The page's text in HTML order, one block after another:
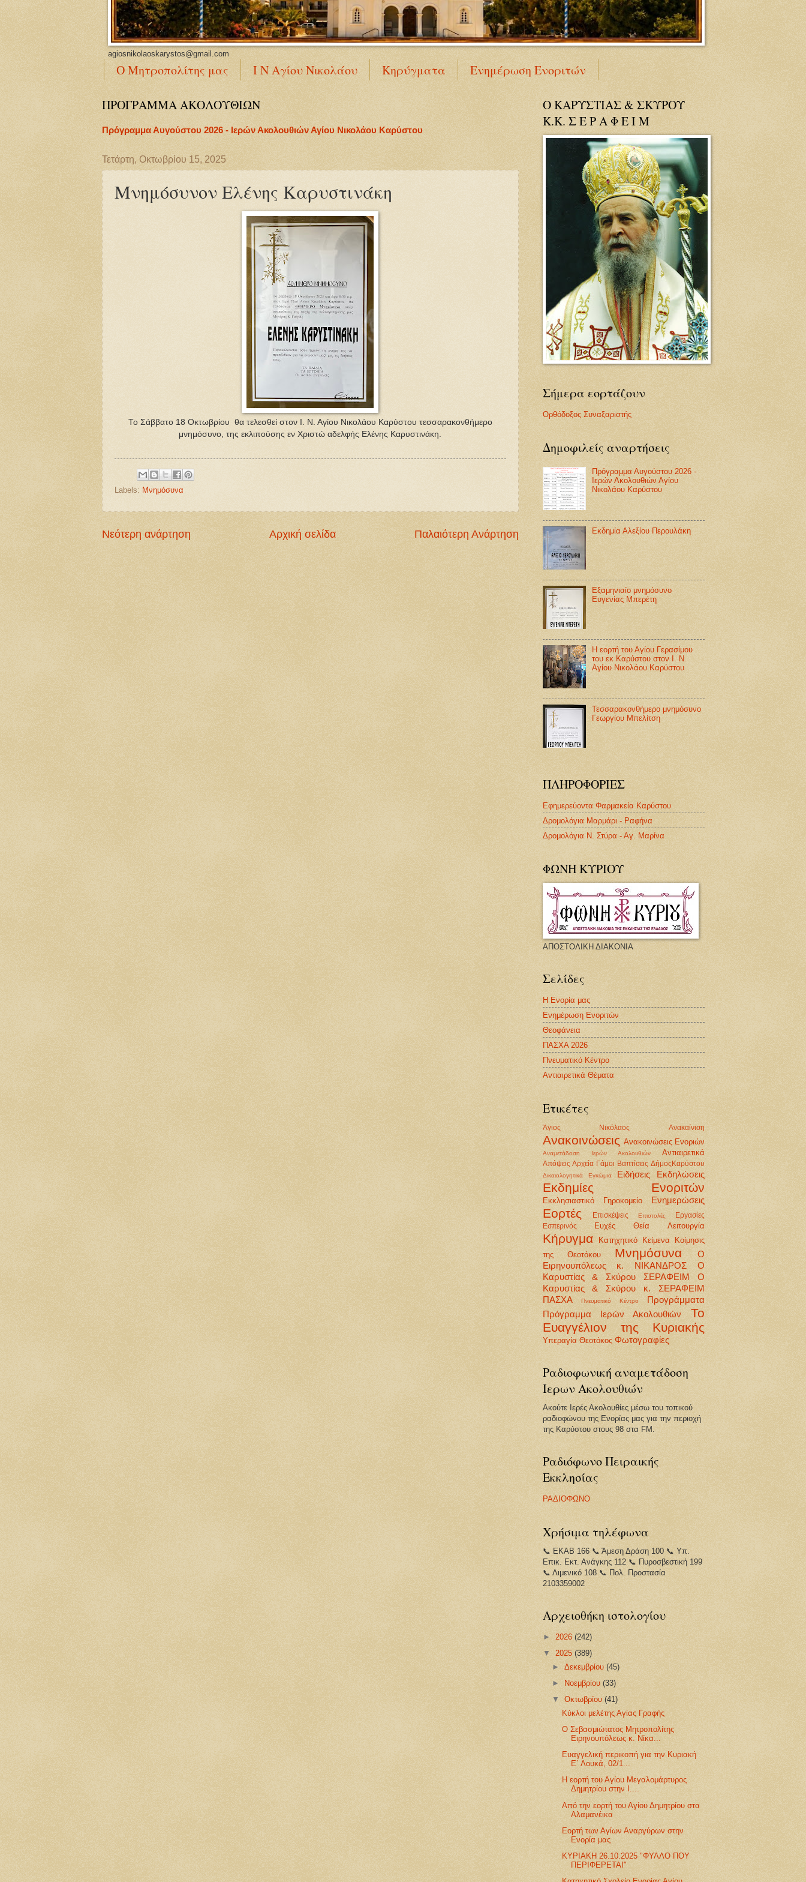
agiosnikolaoskarystos@gmail.com
Ο Μητροπολίτης μας Ι Ν Αγίου Νικολάου Κηρύγματα Ενημέρωση Ενοριτών
ΠΡΟΓΡΑΜΜΑ ΑΚΟΛΟΥΘΙΩΝ
Πρόγραμμα Αυγούστου 2026 - Ιερών Ακολουθιών Αγίου Νικολάου Καρύστου
Τετάρτη, Οκτωβρίου 15, 2025
Μνημόσυνον Ελένης Καρυστινάκη
Το Σάββατο 18 Οκτωβρίου θα τελεσθεί στον Ι. Ν. Αγίου Νικολάου Καρύστου τεσσαρακονθήμερο
μνημόσυνο, της εκλιπούσης εν Χριστώ αδελφής Ελένης Καρυστινάκη.
Labels: Μνημόσυνα
Νεότερη ανάρτηση Παλαιότερη Ανάρτηση
Αρχική σελίδα
Ο ΚΑΡΥΣΤΙΑΣ & ΣΚΥΡΟΥ
Κ.Κ. Σ Ε Ρ Α Φ Ε Ι Μ
Σήμερα εορτάζουν
Ορθόδοξος Συναξαριστής
Δημοφιλείς αναρτήσεις
Πρόγραμμα Αυγούστου 2026 -
Ιερών Ακολουθιών Αγίου
Νικολάου Καρύστου
Εκδημία Αλεξίου Περουλάκη
Εξαμηνιαίο μνημόσυνο
Ευγενίας Μπερέτη
Η εορτή του Αγίου Γερασίμου
του εκ Καρύστου στον Ι. Ν.
Αγίου Νικολάου Καρύστου
Τεσσαρακονθήμερο μνημόσυνο
Γεωργίου Μπελίτση
ΠΛΗΡΟΦΟΡΙΕΣ
Εφημερεύοντα Φαρμακεία Καρύστου
Δρομολόγια Μαρμάρι - Ραφήνα
Δρομολόγια Ν. Στύρα - Αγ. Μαρίνα
ΦΩΝΗ ΚΥΡΙΟΥ
ΑΠΟΣΤΟΛΙΚΗ ΔΙΑΚΟΝΙΑ
Σελίδες
Η Ενορία μας
Ενημέρωση Ενοριτών
Θεοφάνεια
ΠΑΣΧΑ 2026
Πνευματικό Κέντρο
Αντιαιρετικά Θέματα
Ετικέτες
Άγιος Νικόλαος Ανακαίνιση
Ανακοινώσεις Ανακοινώσεις Ενοριών
Αναμετάδοση Ιερών Ακολουθιών Αντιαιρετικά
Απόψεις Αρχεία Γάμοι Βαπτίσεις ΔήμοςΚαρύστου
Δικαιολογητικά Εγκώμια Ειδήσεις Εκδηλώσεις
Εκδημίες Ενοριτών
Εκκλησιαστικό Γηροκομείο Ενημερώσεις
Εορτές Επισκέψεις Επιστολές
Εργασίες
Εσπερινός
Ευχές Θεία Λειτουργία
Κήρυγμα Κατηχητικό Κείμενα
Κοίμησις
της Θεοτόκου
Μνημόσυνα
Ο
Ειρηνουπόλεως κ. ΝΙΚΑΝΔΡΟΣ
Ο
Καρυστίας & Σκύρου ΣΕΡΑΦΕΙΜ
Ο
Καρυστίας & Σκύρου κ. ΣΕΡΑΦΕΙΜ
ΠΑΣΧΑ
Πνευματικό Κέντρο
Προγράμματα
Πρόγραμμα Ιερών Ακολουθιών
Το
Ευαγγέλιον της Κυριακής
Υπεραγία Θεοτόκος Φωτογραφίες
Ραδιοφωνική αναμετάδοση
Ιερων Ακολουθιών
Ακούτε Ιερές Ακολουθίες μέσω του τοπικού
ραδιοφώνου της Ενορίας μας για την περιοχή
της Καρύστου στους 98 στα FM.
Ραδιόφωνο Πειραικής
Εκκλησίας
ΡΑΔΙΟΦΩΝΟ
Χρήσιμα τηλέφωνα
📞 ΕΚΑΒ 166 📞 Άμεση Δράση 100 📞 Υπ.
Επικ. Εκτ. Ανάγκης 112 📞 Πυροσβεστική 199
📞 Λιμενικό 108 📞 Πολ. Προστασία
2103359002
Αρχειοθήκη ιστολογίου
► 2026 (242)
▼ 2025 (389)
► Δεκεμβρίου (45)
►
Νοεμβρίου (33)
▼ Οκτωβρίου (41)
Κύκλοι μελέτης Αγίας Γραφής
Ο Σεβασμιώτατος Μητροπολίτης
Ειρηνουπόλεως κ. Νίκα...
Ευαγγελική περικοπή για την Κυριακή
Ε΄ Λουκά, 02/1...
Η εορτή του Αγίου Μεγαλομάρτυρος
Δημητρίου στην Ι....
Από την εορτή του Αγίου Δημητρίου στα
Αλαμανέικα
Εορτή των Αγίων Αναργύρων στην
Ενορία μας
ΚΥΡΙΑΚΗ 26.10.2025 "ΦΥΛΛΟ ΠΟΥ
ΠΕΡΙΦΕΡΕΤΑΙ"